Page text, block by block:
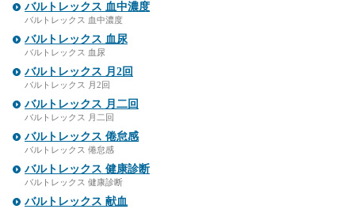
バルトレックス 血中濃度
バルトレックス 血中濃度
バルトレックス 血尿
バルトレックス 血尿
バルトレックス 月2回
バルトレックス 月2回
バルトレックス 月二回
バルトレックス 月二回
バルトレックス 倦怠感
バルトレックス 倦怠感
バルトレックス 健康診断
バルトレックス 健康診断
バルトレックス 献血